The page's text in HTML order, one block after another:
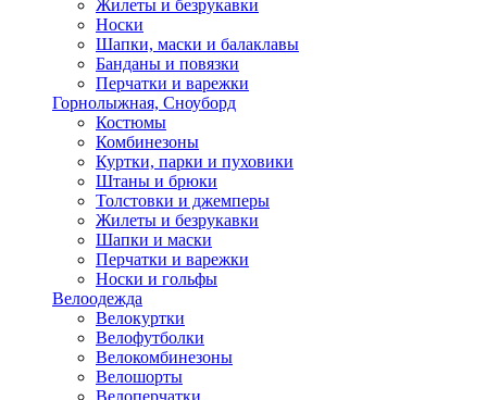
Жилеты и безрукавки
Носки
Шапки, маски и балаклавы
Банданы и повязки
Перчатки и варежки
Горнолыжная, Сноуборд
Костюмы
Комбинезоны
Куртки, парки и пуховики
Штаны и брюки
Толстовки и джемперы
Жилеты и безрукавки
Шапки и маски
Перчатки и варежки
Носки и гольфы
Велоодежда
Велокуртки
Велофутболки
Велокомбинезоны
Велошорты
Велоперчатки